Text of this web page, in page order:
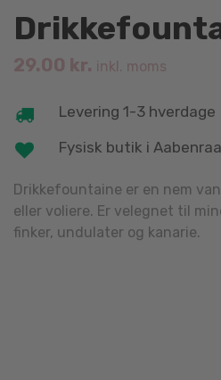
29.00 kr. inkl. moms
Levering 1-3 hverdage
Fysisk butik i Aabenraa
Drikkefountaine er en nem
eller voliere. Er velegnet til
finker, undulater og kanarie.